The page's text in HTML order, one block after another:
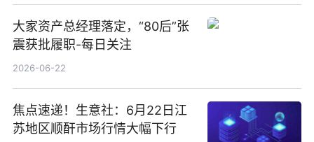
大家资产总经理落定，“80后”张
震获批履职-每日关注
2026-06-22
焦点速递！生意社：6月22日江
苏地区顺酐市场行情大幅下行